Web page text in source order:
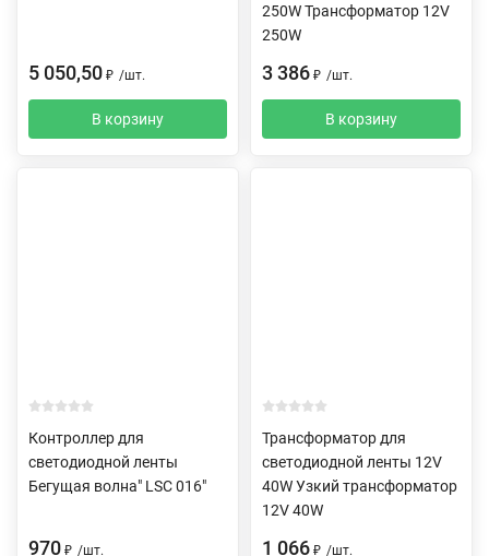
5 050,50 ₽ /шт.
В корзину
250W Трансформатор 12V
250W
3 386 ₽ /шт.
В корзину
Контроллер для
светодиодной ленты
Бегущая волна" LSC 016"
970 ₽ /шт.
Трансформатор для
светодиодной ленты 12V
40W Узкий трансформатор
12V 40W
1 066 ₽ /шт.